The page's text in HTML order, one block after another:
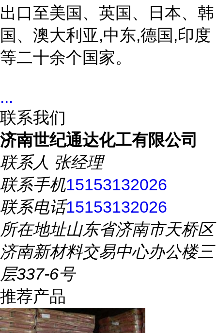
出口至美国、英国、日本、韩
国、澳大利亚,中东,德国,印度
等二十余个国家。
...
联系我们
济南世纪通达化工有限公司
联系人 张经理
联系手机15153132026
联系电话15153132026
所在地址山东省济南市天桥区
济南新材料交易中心办公楼三
层337-6号
推荐产品